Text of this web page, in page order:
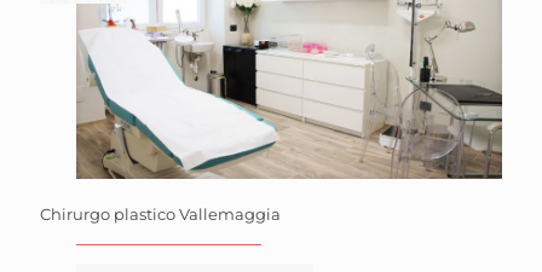
Chirurgo plastico Vallemaggia